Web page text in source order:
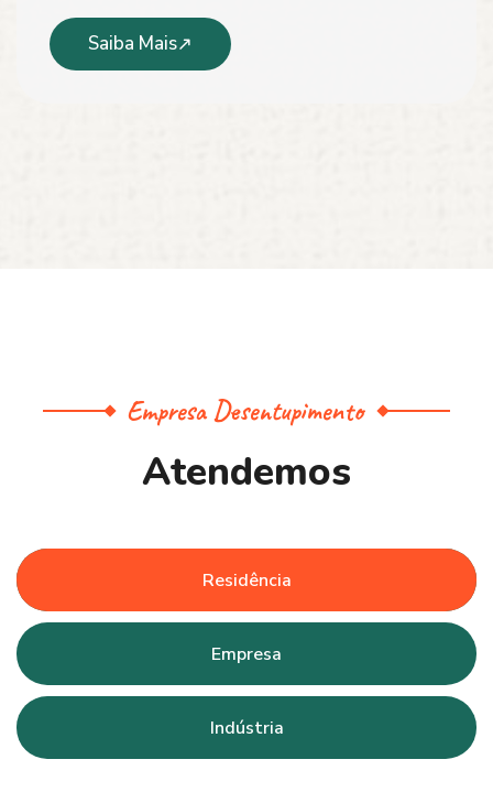
Saiba Mais
Empresa Desentupimento
Atendemos
Residência
Empresa
Indústria